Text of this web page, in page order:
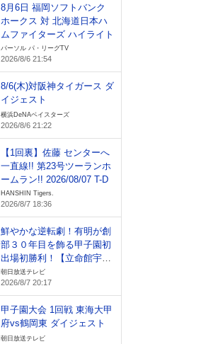
8月6日 福岡ソフトバンク
ホークス 対 北海道日本ハ
ムファイターズ ハイライト
パーソル パ・リーグTV
2026/8/6 21:54
8/6(木)対阪神タイガース ダ
イジェスト
横浜DeNAベイスターズ
2026/8/6 21:22
【1回裏】佐藤 センターへ
一直線!! 第23号ツーランホ
ームラン!! 2026/08/07 T-D
HANSHIN Tigers.
2026/8/7 18:36
鮮やかな逆転劇！有明が創
部３０年目を飾る甲子園初
出場初勝利！【立命館宇治
vs有明】
朝日放送テレビ
2026/8/7 20:17
甲子園大会 1回戦 東海大甲
府vs鶴岡東 ダイジェスト
朝日放送テレビ